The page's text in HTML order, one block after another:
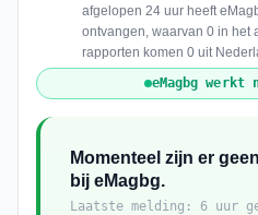
afgelopen 24 uur heeft
ontvangen, waarvan 0 in het
rapporten komen 0 uit
eMagbg werkt
Momenteel zijn er
bij eMagbg.
Laatste melding: 6 uur